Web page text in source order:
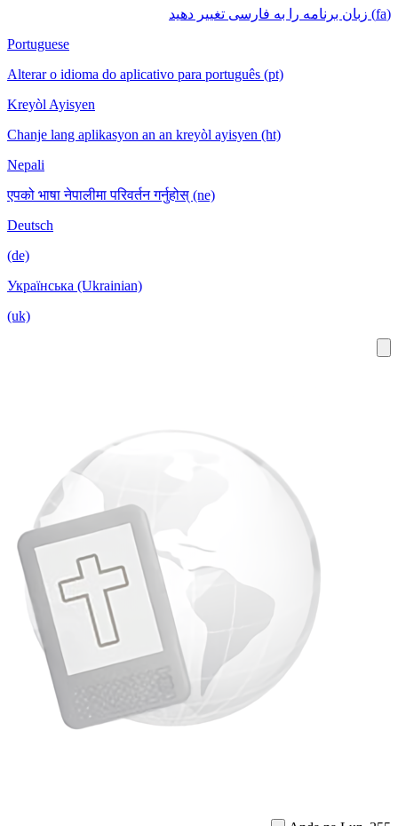
Portuguese
Alterar o idioma do aplicativo para português (pt)
Kreyòl Ayisyen
Chanje lang aplikasyon an an kreyòl ayisyen (ht)
एपको भाषा नेपालीमा परिवर्तन गर्नुहोस् (ne)
Українська (Ukrainian)